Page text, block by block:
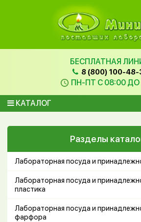
БЕСПЛАТНАЯ
8 (800) 100-48-
ПН-ПТ С 08:00 ДО
КАТАЛОГ
Разделы
Лабораторная посуда и
Лабораторная посуда и
пластика
Лабораторная посуда и
фарфора